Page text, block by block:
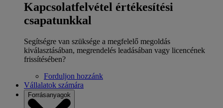
Kapcsolatfelvétel értékesítési
csapatunkkal
Segítségre van szüksége a megfelelő megoldás
kiválasztásában, megrendelés leadásában vagy licencének
frissítésében?
Forduljon hozzánk
Vállalatok számára
Forrásanyagok